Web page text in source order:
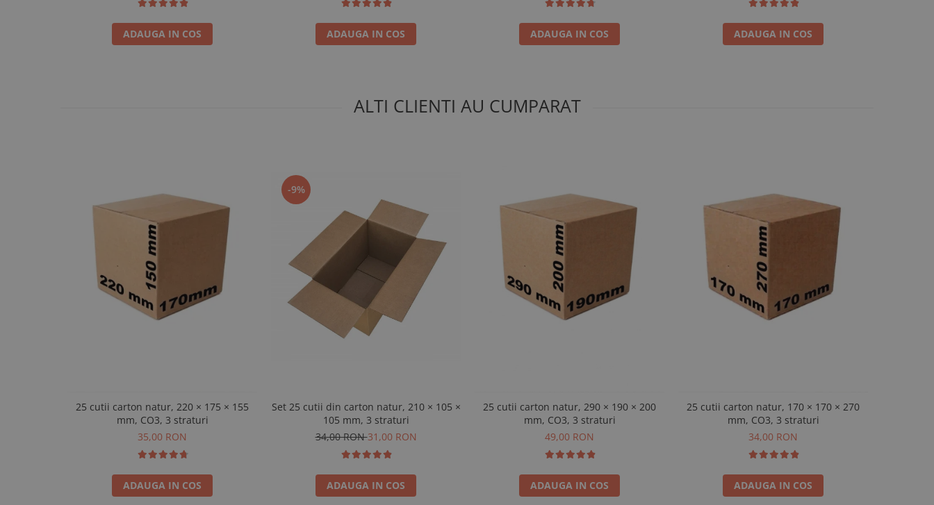
ADAUGA IN COS ADAUGA IN COS ADAUGA IN COS ADAUGA IN COS
ALTI CLIENTI AU CUMPARAT
25 cutii carton natur, 220 × 175 × 155
mm, CO3, 3 straturi
35,00 RON
ADAUGA IN COS
-9%
Set 25 cutii din carton natur, 210 × 105 ×
105 mm, 3 straturi
34,00 RON31,00 RON
ADAUGA IN COS
25 cutii carton natur, 290 × 190 × 200
mm, CO3, 3 straturi
49,00 RON
ADAUGA IN COS
25 cutii carton natur, 170 × 170 × 270
mm, CO3, 3 straturi
34,00 RON
ADAUGA IN COS